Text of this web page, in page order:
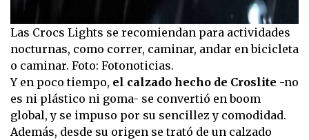
Las Crocs Lights se recomiendan para actividades
nocturnas, como correr, caminar, andar en bicicleta
o caminar. Foto: Fotonoticias.
Y en poco tiempo, el calzado hecho de Croslite -no
es ni plástico ni goma- se convertió en boom
global, y se impuso por su sencillez y comodidad.
Además, desde su origen se trató de un calzado